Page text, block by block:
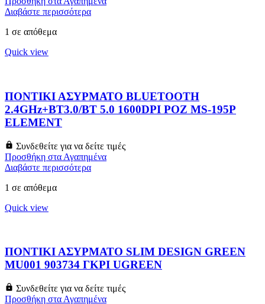
Διαβάστε περισσότερα
1 σε απόθεμα
Quick view
ΠΟΝΤΙΚΙ ΑΣΥΡΜΑΤΟ BLUETOOTH
2.4GHz+BT3.0/BT 5.0 1600DPI ΡΟΖ MS-195P
ELEMENT
Συνδεθείτε για να δείτε τιμές
Προσθήκη στα Αγαπημένα
Διαβάστε περισσότερα
1 σε απόθεμα
Quick view
ΠΟΝΤΙΚΙ ΑΣΥΡΜΑΤΟ SLIM DESIGN GREEN
MU001 903734 ΓΚΡΙ UGREEN
Συνδεθείτε για να δείτε τιμές
Προσθήκη στα Αγαπημένα